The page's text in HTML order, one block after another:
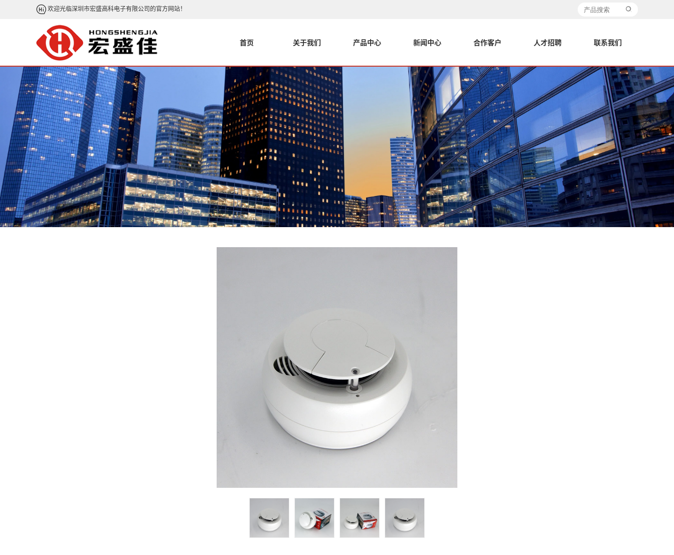
欢迎光临深圳市宏盛高科电子有限公司的官方网站！
首页 关于我们 产品中心 新闻中心 合作客户 人才招聘 联系我们